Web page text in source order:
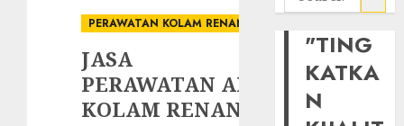
PERAWATAN KOLAM RENANG
JASA
PERAWATAN AIR
KOLAM RENANG
for:
"TING
KATKA
N